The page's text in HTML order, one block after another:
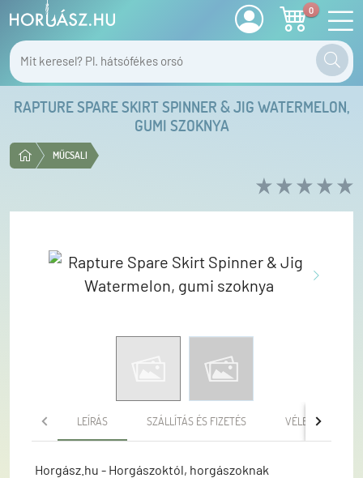
0
RAPTURE SPARE SKIRT SPINNER & JIG WATERMELON,
GUMI SZOKNYA
MŰCSALI
LEÍRÁS SZÁLLÍTÁS ÉS FIZETÉS VÉLEMÉNYEK
Horgász.hu - Horgászoktól, horgászoknak